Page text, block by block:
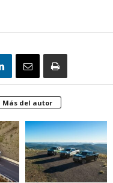
Más del autor